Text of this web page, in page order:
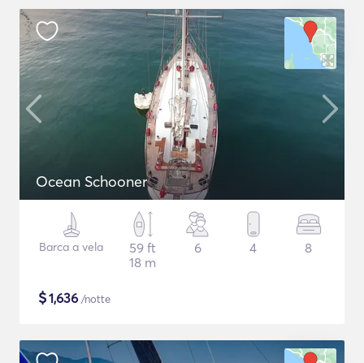
Ocean Schooner
Barca a vela
59 ft
18 m
6 4 8
$1,636 /notte